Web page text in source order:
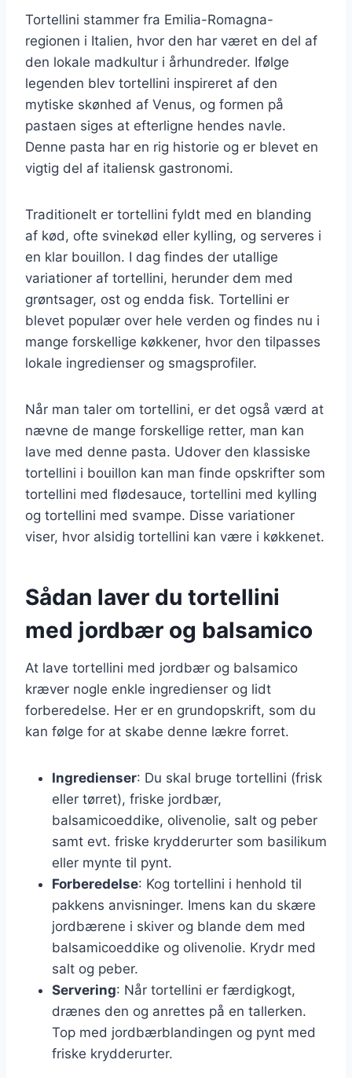
Tortellini stammer fra Emilia-Romagna-
regionen i Italien, hvor den har været en del af
den lokale madkultur i århundreder. Ifølge
legenden blev tortellini inspireret af den
mytiske skønhed af Venus, og formen på
pastaen siges at efterligne hendes navle.
Denne pasta har en rig historie og er blevet en
vigtig del af italiensk gastronomi.
Traditionelt er tortellini fyldt med en blanding
af kød, ofte svinekød eller kylling, og serveres i
en klar bouillon. I dag findes der utallige
variationer af tortellini, herunder dem med
grøntsager, ost og endda fisk. Tortellini er
blevet populær over hele verden og findes nu i
mange forskellige køkkener, hvor den tilpasses
lokale ingredienser og smagsprofiler.
Når man taler om tortellini, er det også værd at
nævne de mange forskellige retter, man kan
lave med denne pasta. Udover den klassiske
tortellini i bouillon kan man finde opskrifter som
tortellini med flødesauce, tortellini med kylling
og tortellini med svampe. Disse variationer
viser, hvor alsidig tortellini kan være i køkkenet.
Sådan laver du tortellini
med jordbær og balsamico
At lave tortellini med jordbær og balsamico
kræver nogle enkle ingredienser og lidt
forberedelse. Her er en grundopskrift, som du
kan følge for at skabe denne lækre forret.
Ingredienser: Du skal bruge tortellini (frisk
eller tørret), friske jordbær,
balsamicoeddike, olivenolie, salt og peber
samt evt. friske krydderurter som basilikum
eller mynte til pynt.
Forberedelse: Kog tortellini i henhold til
pakkens anvisninger. Imens kan du skære
jordbærene i skiver og blande dem med
balsamicoeddike og olivenolie. Krydr med
salt og peber.
Servering: Når tortellini er færdigkogt,
drænes den og anrettes på en tallerken.
Top med jordbærblandingen og pynt med
friske krydderurter.